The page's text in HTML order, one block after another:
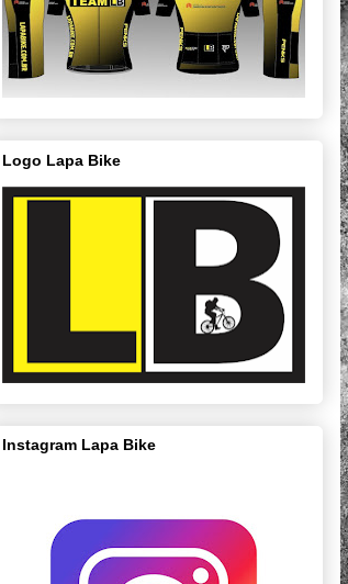
Logo Lapa Bike
Instagram Lapa Bike